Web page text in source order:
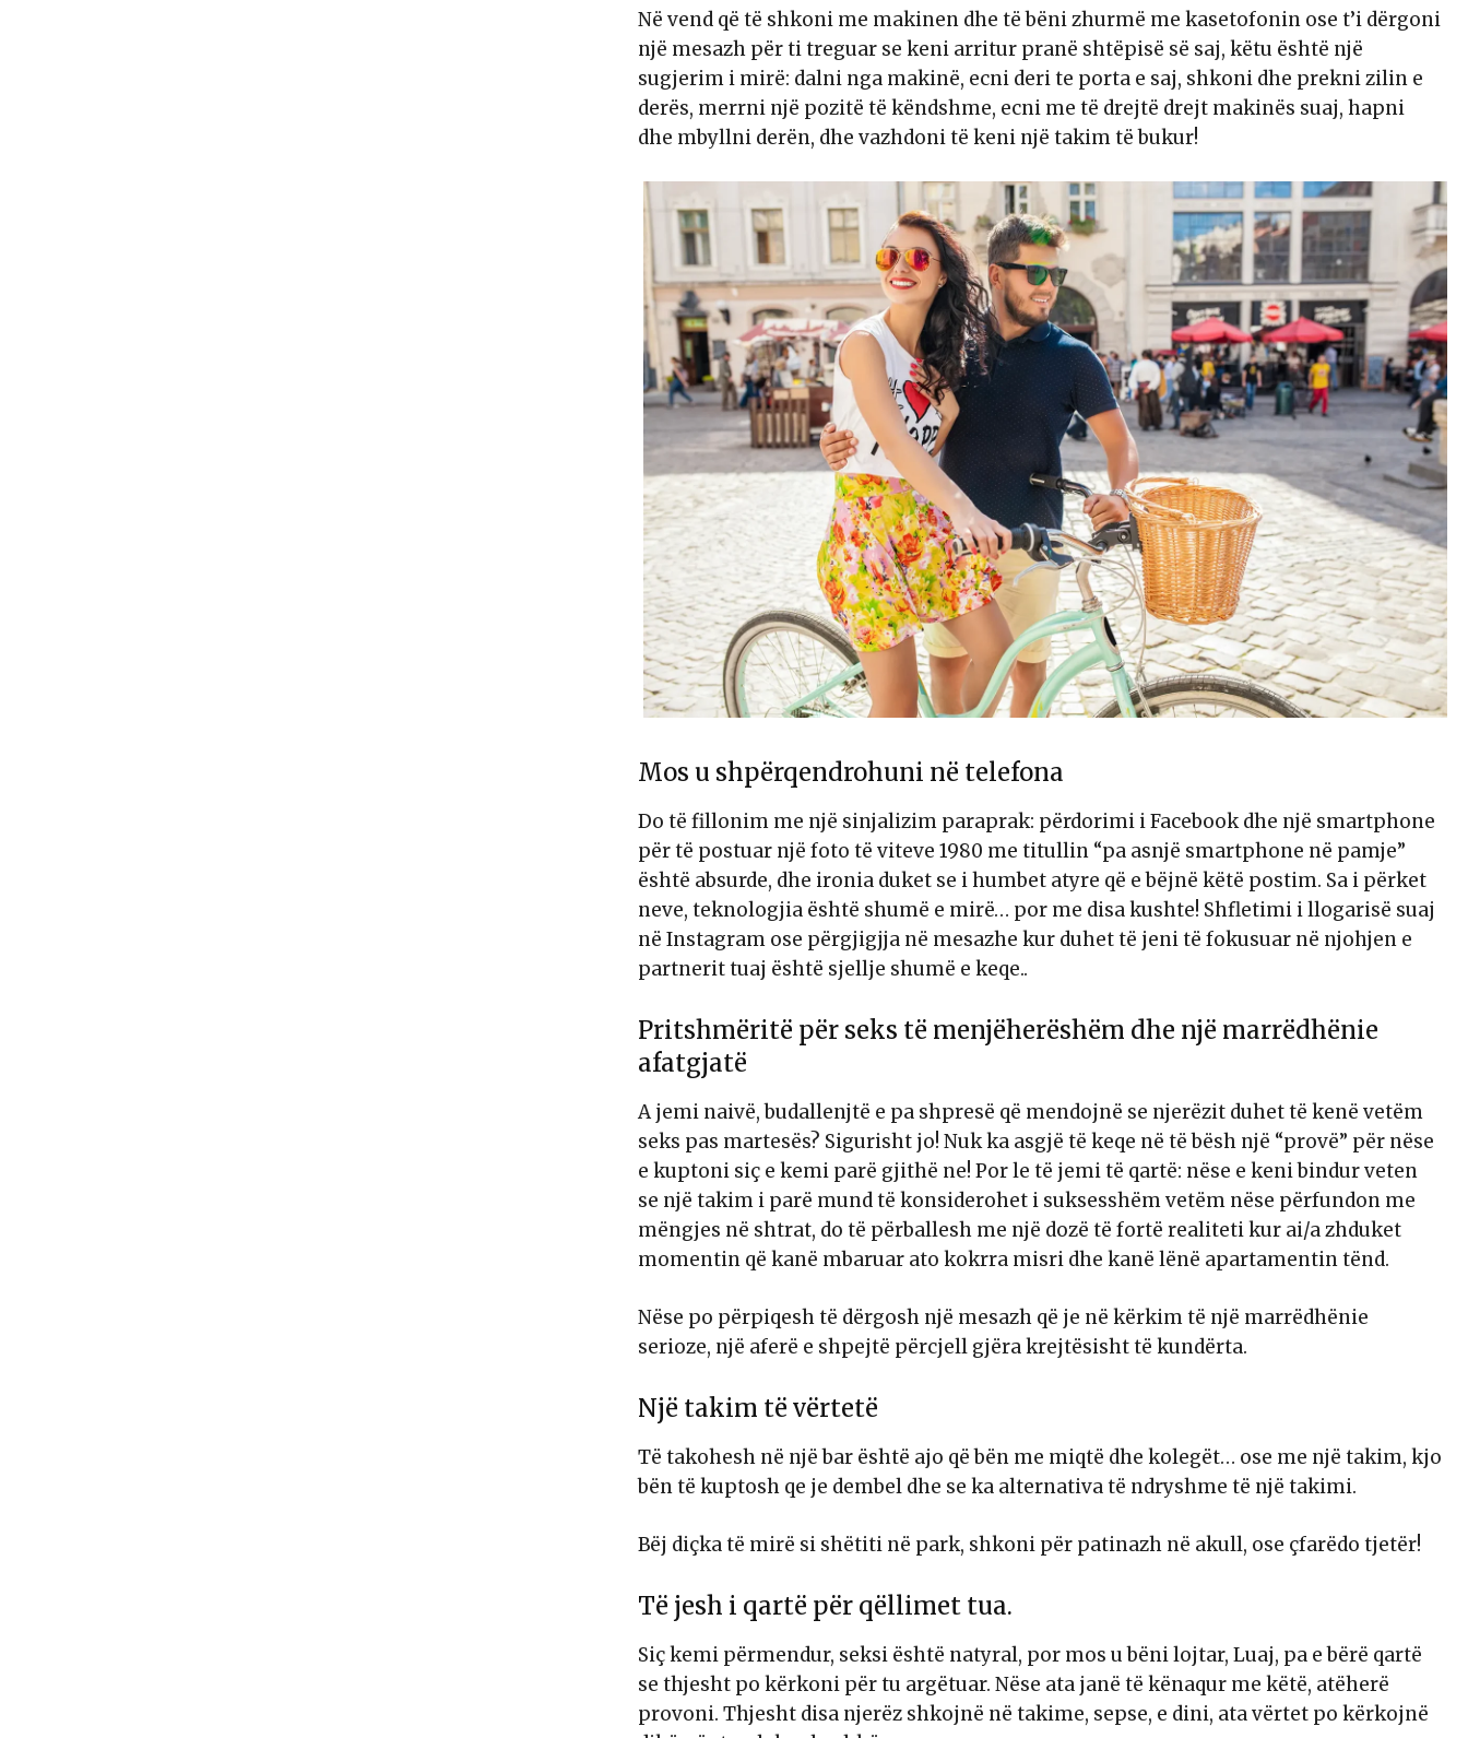
Në vend që të shkoni me makinen dhe të bëni zhurmë me kasetofonin ose t’i dërgoni
një mesazh për ti treguar se keni arritur pranë shtëpisë së saj, këtu është një
sugjerim i mirë: dalni nga makinë, ecni deri te porta e saj, shkoni dhe prekni zilin e
derës, merrni një pozitë të këndshme, ecni me të drejtë drejt makinës suaj, hapni
dhe mbyllni derën, dhe vazhdoni të keni një takim të bukur!
Mos u shpërqendrohuni në telefona
Do të fillonim me një sinjalizim paraprak: përdorimi i Facebook dhe një smartphone
për të postuar një foto të viteve 1980 me titullin “pa asnjë smartphone në pamje”
është absurde, dhe ironia duket se i humbet atyre që e bëjnë këtë postim. Sa i përket
neve, teknologjia është shumë e mirë… por me disa kushte! Shfletimi i llogarisë suaj
në Instagram ose përgjigjja në mesazhe kur duhet të jeni të fokusuar në njohjen e
partnerit tuaj është sjellje shumë e keqe..
Pritshmëritë për seks të menjëherëshëm dhe një marrëdhënie
afatgjatë
A jemi naivë, budallenjtë e pa shpresë që mendojnë se njerëzit duhet të kenë vetëm
seks pas martesës? Sigurisht jo! Nuk ka asgjë të keqe në të bësh një “provë” për nëse
e kuptoni siç e kemi parë gjithë ne! Por le të jemi të qartë: nëse e keni bindur veten
se një takim i parë mund të konsiderohet i suksesshëm vetëm nëse përfundon me
mëngjes në shtrat, do të përballesh me një dozë të fortë realiteti kur ai/a zhduket
momentin që kanë mbaruar ato kokrra misri dhe kanë lënë apartamentin tënd.
Nëse po përpiqesh të dërgosh një mesazh që je në kërkim të një marrëdhënie
serioze, një aferë e shpejtë përcjell gjëra krejtësisht të kundërta.
Një takim të vërtetë
Të takohesh në një bar është ajo që bën me miqtë dhe kolegët… ose me një takim, kjo
bën të kuptosh qe je dembel dhe se ka alternativa të ndryshme të një takimi.
Bëj diçka të mirë si shëtiti në park, shkoni për patinazh në akull, ose çfarëdo tjetër!
Të jesh i qartë për qëllimet tua.
Siç kemi përmendur, seksi është natyral, por mos u bëni lojtar, Luaj, pa e bërë qartë
se thjesht po kërkoni për tu argëtuar. Nëse ata janë të kënaqur me këtë, atëherë
provoni. Thjesht disa njerëz shkojnë në takime, sepse, e dini, ata vërtet po kërkojnë